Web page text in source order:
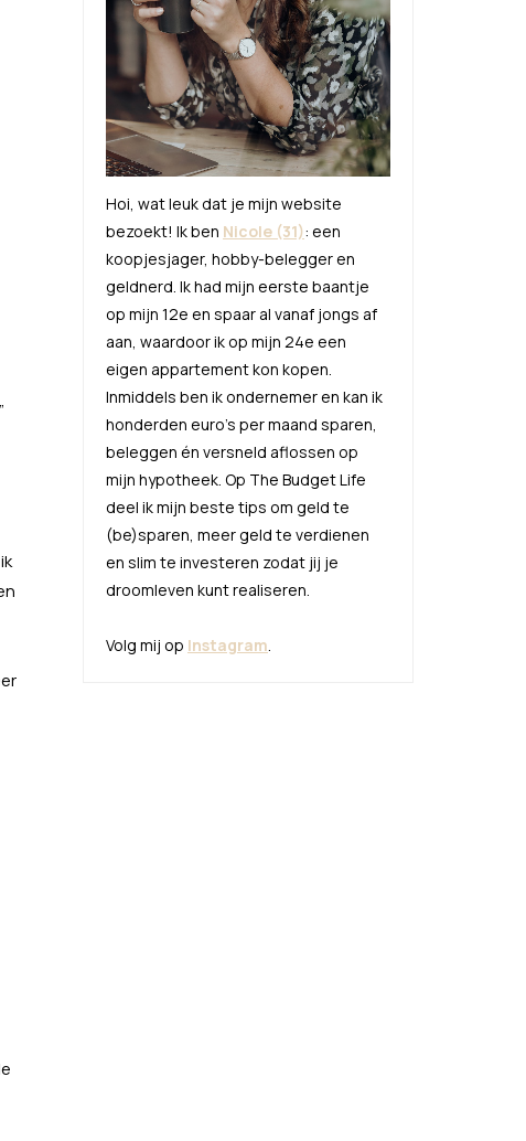
Hoi, wat leuk dat je mijn website
bezoekt! Ik ben Nicole (31): een
koopjesjager, hobby-belegger en
geldnerd. Ik had mijn eerste baantje
op mijn 12e en spaar al vanaf jongs af
aan, waardoor ik op mijn 24e een
eigen appartement kon kopen.
Inmiddels ben ik ondernemer en kan ik
honderden euro's per maand sparen,
beleggen én versneld aflossen op
mijn hypotheek. Op The Budget Life
deel ik mijn beste tips om geld te
(be)sparen, meer geld te verdienen
en slim te investeren zodat jij je
droomleven kunt realiseren.
Volg mij op Instagram